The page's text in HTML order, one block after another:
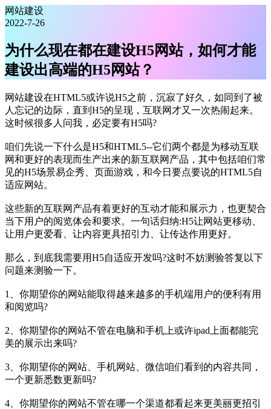
网站建设
2022-7-26
为什么现在都在建设H5网站，如何才能
建设出高端的H5网站？
网站建设在HTML5或许说H5之前，沉寂了好久，如同到了被
人忘记的边际，直到H5的呈现，互联网才又一次热闹起来。
这时候很多人问我，必定要有H5吗?
咱们先说一下什么是H5和HTML5--它们两个都是为移动互联
网和更好的表现而生产出来的新互联网产品，其中包括咱们常
见的H5场景易企秀、页面游戏，和今日要点要说的HTML5自
适应网站。
这些新的互联网产品有着更好的互动才能和展示力，也更契合
当下用户的阅览体会和要求。一句话归纳:H5让网站更移动、
让用户更爱看、让内容更具招引力、让传达作用更好。
那么，到底我需要用H5自适应开发吗?这时不妨测验答复以下
问题来测验一下。
1、你期望你的网站能取得越来越多的手机端用户的便利有用
和阅览吗?
2、你期望你的网站不管在电脑和手机上或许ipad上面都能完
美的展示出来吗?
3、你期望你的网站、手机网站、微信咱们看到的内容共同，
一个更新悉数更新吗?
4、你期望你的网站不管在哪一个渠道都看起来更美丽更招引